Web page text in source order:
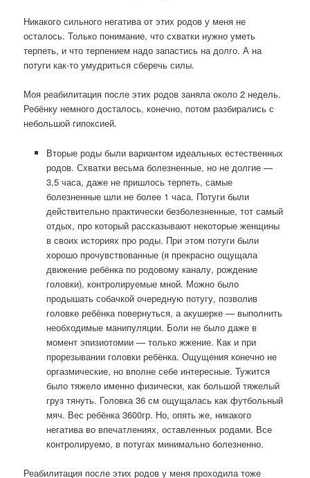
Никакого сильного негатива от этих родов у меня не
осталось. Только понимание, что схватки нужно уметь
терпеть, и что терпением надо запастись на долго. А на
потуги как-то умудриться сберечь силы.
Моя реабилитация после этих родов заняла около 2 недель.
Ребёнку немного досталось, конечно, потом разбирались с
небольшой гипоксией.
Вторые роды были вариантом идеальных естественных
родов. Схватки весьма болезненные, но не долгие —
3,5 часа, даже не пришлось терпеть, самые
болезненные шли не более 1 часа. Потуги были
действительно практически безболезненные, тот самый
отдых, про который рассказывают некоторые женщины
в своих историях про роды. При этом потуги были
хорошо прочувствованные (я прекрасно ощущала
движение ребёнка по родовому каналу, рождение
головки), контролируемые мной. Можно было
продышать собачкой очередную потугу, позволив
головке ребёнка повернуться, а акушерке — выполнить
необходимые манипуляции. Боли не было даже в
момент эпизиотомии — только жжение. Как и при
прорезывании головки ребёнка. Ощущения конечно не
оргазмические, но вполне себе интересные. Тужится
было тяжело именно физически, как большой тяжелый
груз тянуть. Головка 36 см ощущалась как футбольный
мяч. Вес ребёнка 3600гр. Но, опять же, никакого
негатива во впечатлениях, оставленных родами. Все
контролируемо, в потугах минимально болезненно.
Реабилитация после этих родов у меня проходила тоже